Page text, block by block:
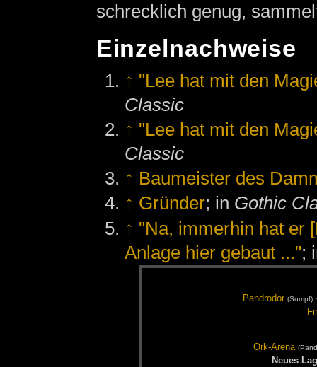
schrecklich genug,
Einzelnachweise
↑ "Lee hat mit den
Classic
↑ "Lee hat mit den
Classic
↑ Baumeister des
↑ Gründer; in Gothic
↑ "Na, immerhin hat er
Anlage hier gebaut ...";
Pand­ro­dor (Sumpf)
Ork-Are­na
Neu­es